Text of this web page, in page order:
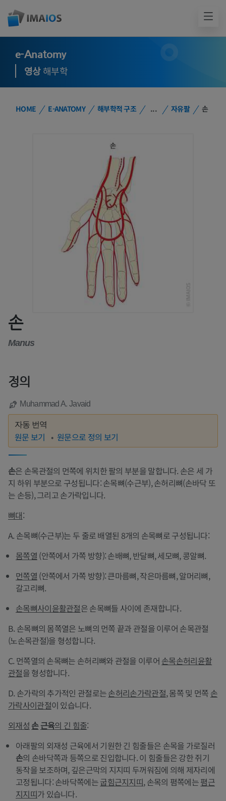
e-Anatomy
영상해부학
HOME E-ANATOMY 해부학적 구조 ... 자유팔 손
손
Manus
정의
Muhammad A. Javaid
자동 번역
원문 보기 원문으로 정의 보기
손은 손목관절의 먼쪽에 위치한 팔의 부분을 말합니다. 손은 세 가
지 하위 부분으로 구성됩니다: 손목뼈(수근부), 손허리뼈(손바닥 또
는 손등), 그리고 손가락입니다.
뼈대:
A. 손목뼈(수근부)는 두 줄로 배열된 8개의 손목뼈로 구성됩니다:
몸쪽열 (안쪽에서 가쪽 방향): 손배뼈, 반달뼈, 세모뼈, 콩알뼈.
먼쪽열 (안쪽에서 가쪽 방향): 큰마름뼈, 작은마름뼈, 알머리뼈,
갈고리뼈.
손목뼈사이윤활관절은 손목뼈들 사이에 존재합니다.
B. 손목뼈의 몸쪽열은 노뼈의 먼쪽 끝과 관절을 이루어 손목관절
(노손목관절)을 형성합니다.
C. 먼쪽열의 손목뼈는 손허리뼈와 관절을 이루어 손목손허리윤활
관절을 형성합니다.
D. 손가락의 추가적인 관절로는손허리손가락관절, 몸쪽 및 먼쪽 손
가락사이관절이 있습니다.
외재성 손근육의 긴 힘줄:
아래팔의 외재성 근육에서 기원한 긴 힘줄들은 손목을 가로질러
손의 손바닥쪽과 등쪽으로 진입합니다. 이 힘줄들은 강한 쥐기
동작을 보조하며, 깊은근막의 지지띠 두꺼워짐에 의해 제자리에
고정됩니다: 손바닥쪽에는굽힘근지지띠, 손목의 폄쪽에는폄근
지지띠가 있습니다.